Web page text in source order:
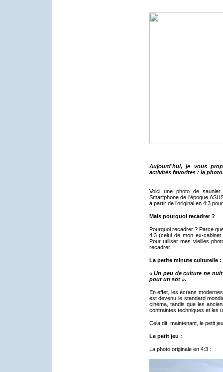
Aujourd’hui, je vous
activités favorites : la
Voici une photo de
Smartphone de l’époque
à partir de l’original en 4:3
Mais pourquoi recadrer ?
Pourquoi recadrer ? Parce
4:3 (celui de mon ex-
Pour utiliser mes vieilles
recadrer.
La petite minute culturelle :
« Un peu de culture ne
pour un sot ».
En effet, les écrans
est devenu le standard
cinéma, tandis que les
contraintes techniques et les
Cela dit, maintenant, le petit
Le petit jeu :
La photo originale en 4:3 :